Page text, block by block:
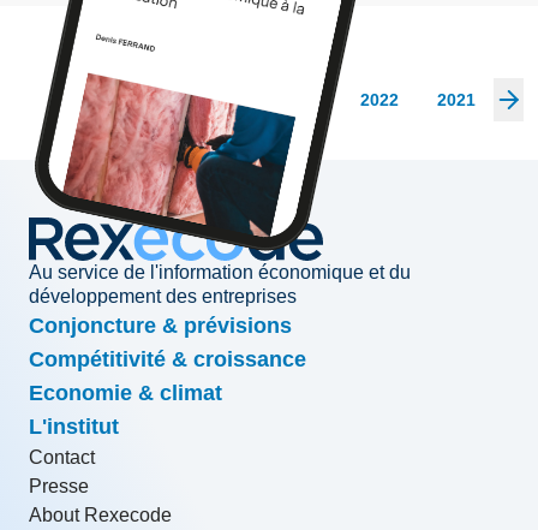
Les archives
2026 2025 2024 2023 2022 2021
Au service de l'information économique et du
développement des entreprises
Conjoncture & prévisions
Compétitivité & croissance
Economie & climat
L'institut
Contact
Presse
About Rexecode